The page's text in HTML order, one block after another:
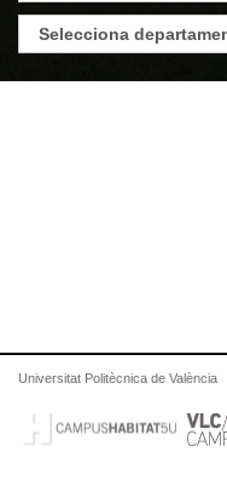
Universitat Politècnica de València